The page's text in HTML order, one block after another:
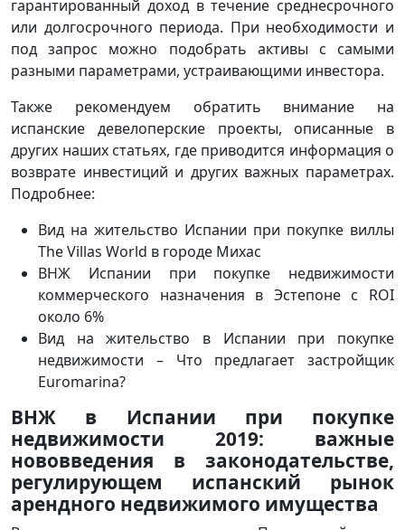
гарантированный доход в течение среднесрочного
или долгосрочного периода. При необходимости и
под запрос можно подобрать активы с самыми
разными параметрами, устраивающими инвестора.
Также рекомендуем обратить внимание на
испанские девелоперские проекты, описанные в
других наших статьях, где приводится информация о
возврате инвестиций и других важных параметрах.
Подробнее:
Вид на жительство Испании при покупке виллы
The Villas World в городе Михас
ВНЖ Испании при покупке недвижимости
коммерческого назначения в Эстепоне с ROI
около 6%
Вид на жительство в Испании при покупке
недвижимости – Что предлагает застройщик
Euromarina?
ВНЖ в Испании при покупке
недвижимости 2019: важные
нововведения в законодательстве,
регулирующем испанский рынок
арендного недвижимого имущества